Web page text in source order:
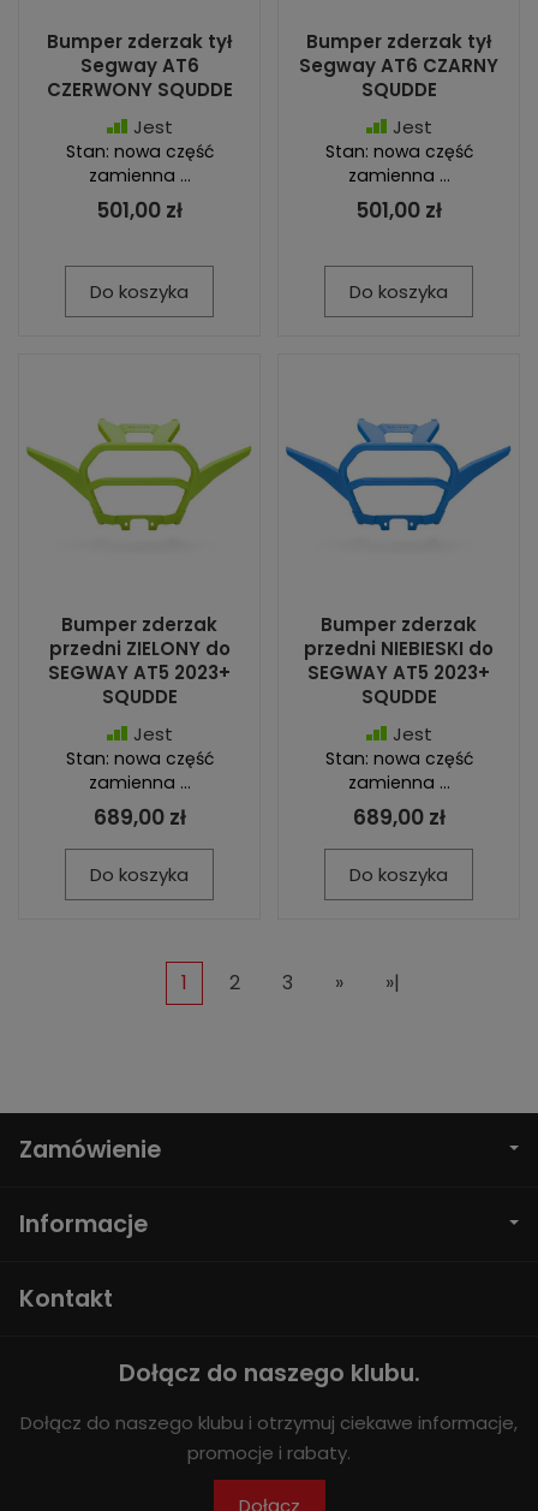
Bumper zderzak tył
Segway AT6
CZERWONY SQUDDE
Jest
Stan: nowa część
zamienna ...
501,00 zł
Do koszyka
Bumper zderzak tył
Segway AT6 CZARNY
SQUDDE
Jest
Stan: nowa część
zamienna ...
501,00 zł
Do koszyka
Bumper zderzak
przedni ZIELONY do
SEGWAY AT5 2023+
SQUDDE
Jest
Stan: nowa część
zamienna ...
689,00 zł
Do koszyka
Bumper zderzak
przedni NIEBIESKI do
SEGWAY AT5 2023+
SQUDDE
Jest
Stan: nowa część
zamienna ...
689,00 zł
Do koszyka
1 2 3 » »|
Zamówienie
Informacje
Kontakt
Dołącz do naszego klubu.
Dołącz do naszego klubu i otrzymuj ciekawe informacje,
promocje i rabaty.
Dołącz